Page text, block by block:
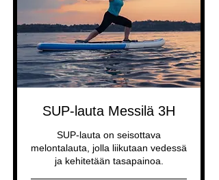
SUP-lauta Messilä 3H
SUP-lauta on seisottava
melontalauta, jolla liikutaan vedessä
ja kehitetään tasapainoa.